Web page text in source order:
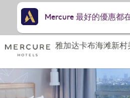
雅加达卡布海滩新村
Mercure 最好的優惠都